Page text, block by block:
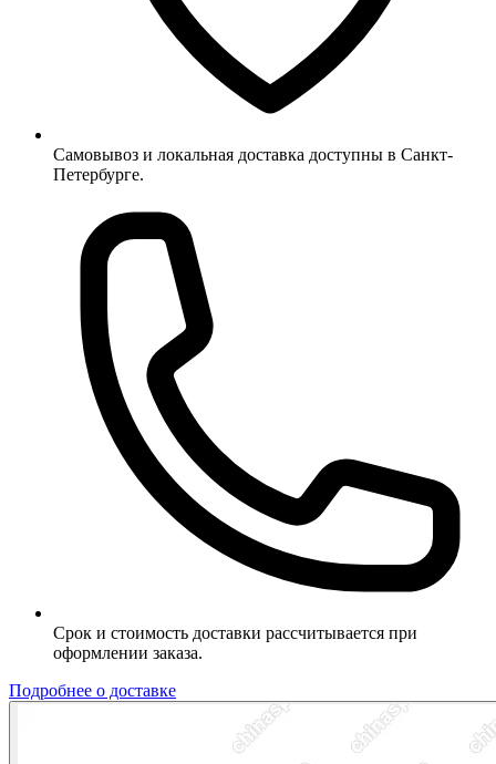
Самовывоз и локальная доставка доступны в Санкт-
Петербурге.
Срок и стоимость доставки рассчитывается при
оформлении заказа.
Подробнее о доставке